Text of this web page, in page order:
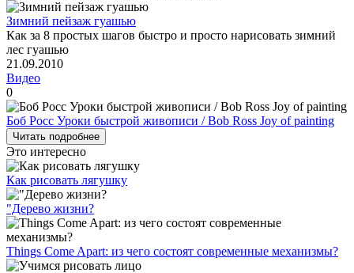
Зимний пейзаж гуашью
Как за 8 простых шагов быстро и просто нарисовать зимний
лес гуашью
21.09.2010
Видео
0
Боб Росс Уроки быстрой живописи / Bob Ross Joy of painting
Читать подробнее
Это интересно
Как рисовать лягушку
"Дерево жизни?
Things Come Apart: из чего состоят современные механизмы?